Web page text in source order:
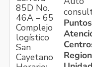
85D No.
46A – 65
Complejo
logístico
San
Cayetano